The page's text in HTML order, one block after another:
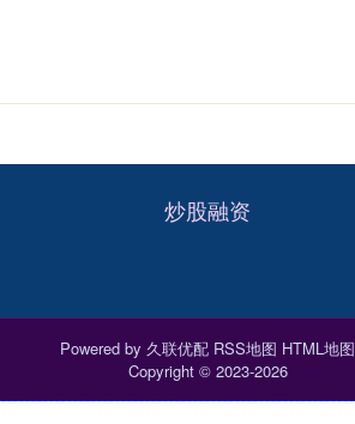
炒股融资
Powered by 久联优配 RSS地图 HTML地图
Copyright © 2023-2026